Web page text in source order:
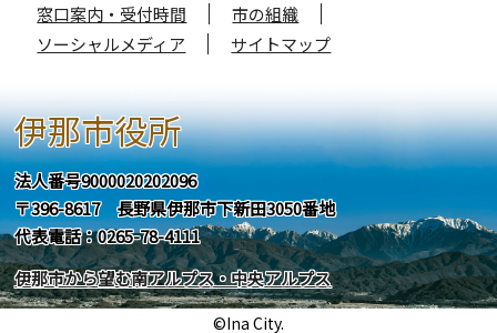
窓口案内・受付時間
市の組織
ソーシャルメディア
サイトマップ
伊那市役所
法人番号9000020202096
〒396-8617 長野県伊那市下新田3050番地
代表電話：0265-78-4111
伊那市から望む南アルプス・中央アルプス
©Ina City.